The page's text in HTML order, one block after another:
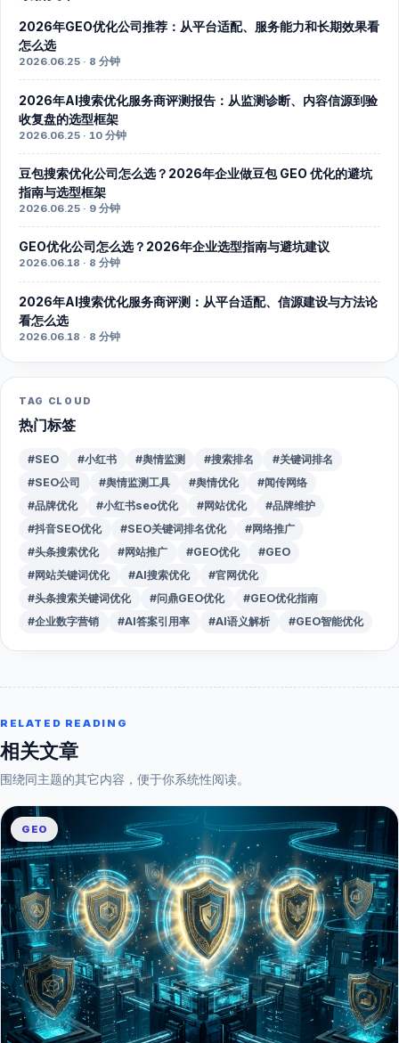
2026年GEO优化公司推荐：从平台适配、服务能力和长期效果看
怎么选
2026.06.25 · 8 分钟
2026年AI搜索优化服务商评测报告：从监测诊断、内容信源到验
收复盘的选型框架
2026.06.25 · 10 分钟
豆包搜索优化公司怎么选？2026年企业做豆包 GEO 优化的避坑
指南与选型框架
2026.06.25 · 9 分钟
GEO优化公司怎么选？2026年企业选型指南与避坑建议
2026.06.18 · 8 分钟
2026年AI搜索优化服务商评测：从平台适配、信源建设与方法论
看怎么选
2026.06.18 · 8 分钟
TAG CLOUD
热门标签
#SEO #小红书 #舆情监测 #搜索排名
#关键词排名
#SEO公司
#舆情监测工具 #舆情优化
#闻传网络
#品牌优化
#小红书seo优化 #网站优化
#品牌维护
#抖音SEO优化
#SEO关键词排名优化
#网络推广
#头条搜索优化
#网站推广 #GEO优化
#GEO
#网站关键词优化
#AI搜索优化
#官网优化
#头条搜索关键词优化
#问鼎GEO优化
#GEO优化指南
#企业数字营销
#AI答案引用率 #AI语义解析 #GEO智能优化
RELATED READING
相关文章
围绕同主题的其它内容，便于你系统性阅读。
GEO